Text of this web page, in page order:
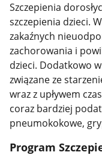
Szczepienia
szczepienia dzieci.
zakaźnych
zachorowania i
dzieci. Dodatkowo
związane ze
wraz z upływem
coraz bardziej
pneumokokowe,
Program